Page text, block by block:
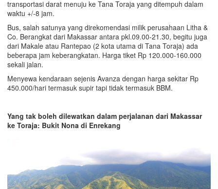
transportasi darat menuju ke Tana Toraja yang ditempuh dalam
waktu +/-8 jam.
Bus, salah satunya yang direkomendasi milik perusahaan Litha &
Co. Berangkat dari Makassar antara pkl.09.00-21.30, begitu juga
dari Makale atau Rantepao (2 kota utama di Tana Toraja) ada
beberapa jam keberangkatan. Harga tiket Rp 120.000-160.000
sekali jalan.
Menyewa kendaraan sejenis Avanza dengan harga sekitar Rp
450.000/hari termasuk supir tapi tidak termasuk BBM.
Yang tak boleh dilewatkan dalam perjalanan dari Makassar
ke Toraja: Bukit Nona di Enrekang